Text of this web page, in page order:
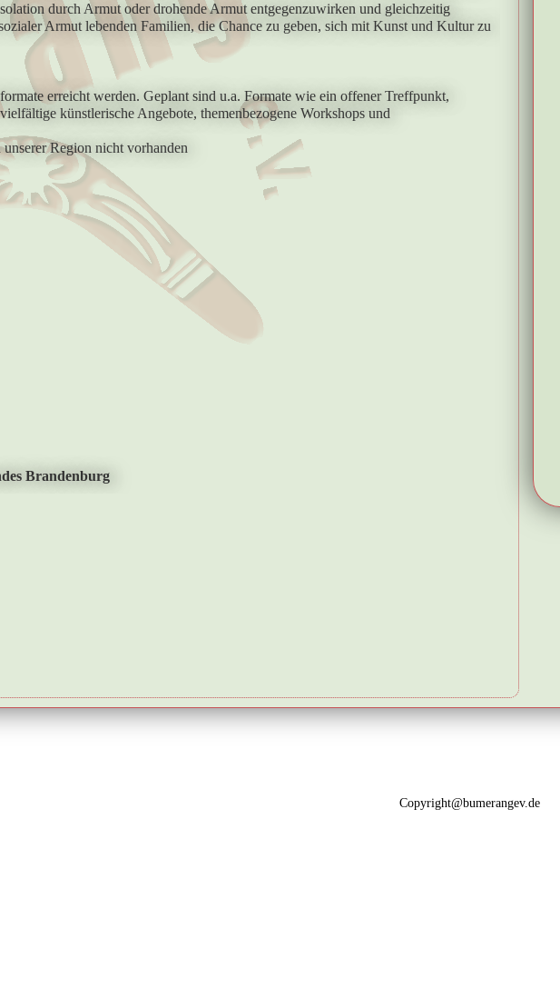
durch Armut oder drohende Armut entgegenzuwirken und gleichzeitig
Armut lebenden Familien, die Chance zu geben, sich mit Kunst und Kultur zu
erreicht werden. Geplant sind u.a. Formate wie ein offener Treffpunkt,
künstlerische Angebote, themenbezogene Workshops und
Region nicht vorhanden
Brandenburg
Copyright@bumerangev.de